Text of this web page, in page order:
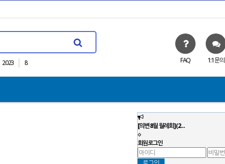
2023 8 FAQ 1:1문의
[의변 8월 월례회](2…
회원로그인